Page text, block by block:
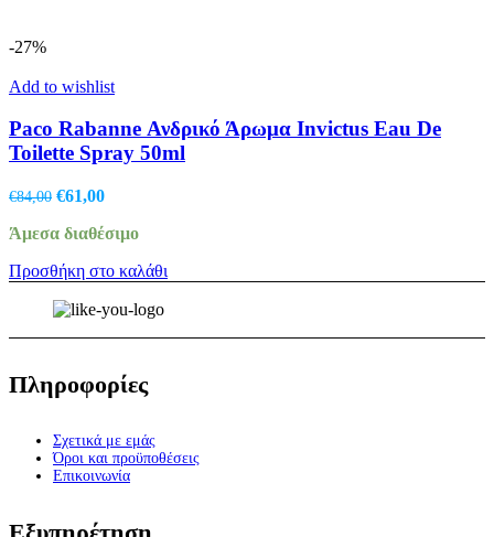
-27%
Add to wishlist
Paco Rabanne Ανδρικό Άρωμα Invictus Eau De
Toilette Spray 50ml
€84,00 Original
was:
€61,00Η
τιμή
€61,00.
Άμεσα διαθέσιμο
Προσθήκη στο καλάθι
Πληροφορίες
Σχετικά με εμάς
Όροι και προϋποθέσεις
Επικοινωνία